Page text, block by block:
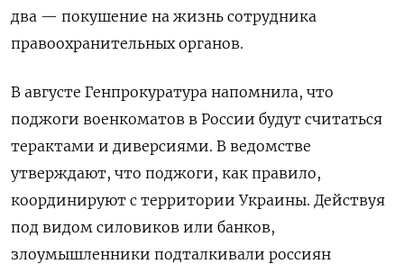
два — покушение на жизнь сотрудника
правоохранительных органов.
В августе Генпрокуратура напомнила, что
поджоги военкоматов в России будут считаться
терактами и диверсиями. В ведомстве
утверждают, что поджоги, как правило,
координируют с территории Украины. Действуя
под видом силовиков или банков,
злоумышленники подталкивали россиян